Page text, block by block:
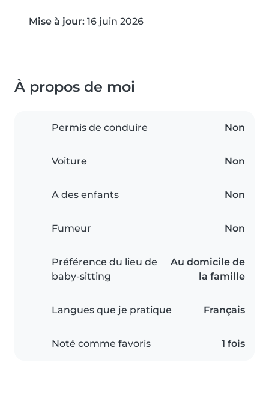
Mise à jour: 16 juin 2026
À propos de moi
Permis de conduire Non
Voiture Non
A des enfants Non
Fumeur Non
Préférence du lieu de
baby-sitting
Au domicile de
la famille
Langues que je pratique Français
Noté comme favoris 1 fois